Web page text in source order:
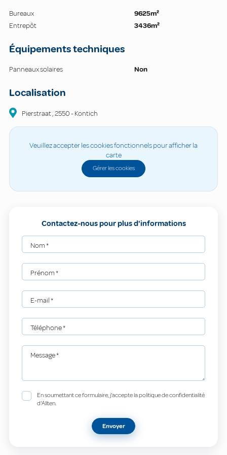
Bureaux
9625m²
Entrepôt
3436m²
Équipements techniques
Panneaux solaires Non
Localisation
Pierstraat,2550-Kontich
Veuillez accepter les cookies fonctionnels pour afficher la
carte
Gérer les cookies
Contactez-nous pour plus d'informations
Nom*
Prénom*
E-mail*
Téléphone*
Message*
En soumettant ce formulaire, j'accepte la politique de confidentialité
d'Allten.
Envoyer